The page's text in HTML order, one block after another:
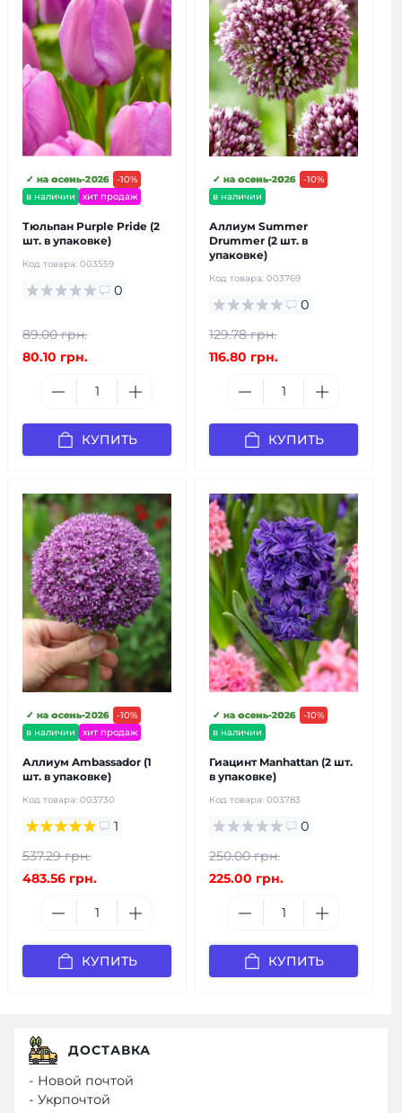
-10%
в наличии
✓ на осень-2026
хит продаж
Тюльпан Purple Pride (2
шт. в упаковке)
Код товара: 003559
0
89.00 грн.
80.10 грн.
КУПИТЬ
-10%
в наличии
✓ на осень-2026
Аллиум Summer
Drummer (2 шт. в
упаковке)
Код товара: 003769
0
129.78 грн.
116.80 грн.
КУПИТЬ
-10%
в наличии
✓ на осень-2026
хит продаж
Аллиум Ambassador (1
шт. в упаковке)
Код товара: 003730
1
537.29 грн.
483.56 грн.
КУПИТЬ
-10%
в наличии
✓ на осень-2026
Гиацинт Manhattan (2 шт.
в упаковке)
Код товара: 003783
0
250.00 грн.
225.00 грн.
КУПИТЬ
ДОСТАВКА
- Новой почтой
- Укрпочтой